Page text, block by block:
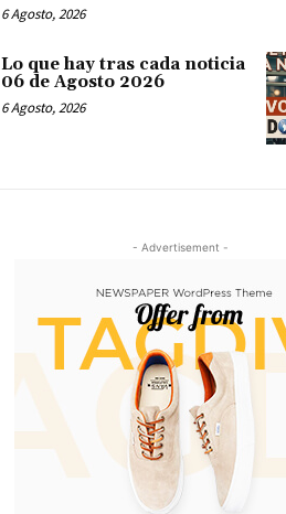
6 Agosto, 2026
Lo que hay tras cada noticia
06 de Agosto 2026
6 Agosto, 2026
- Advertisement -